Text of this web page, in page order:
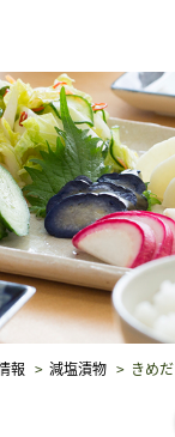
企業・採用情報
報 減塩漬物 きめ